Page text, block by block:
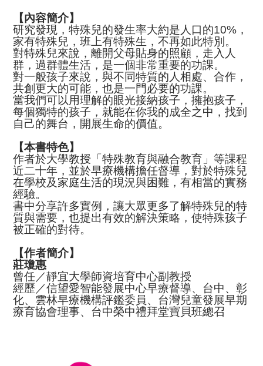
【內容簡介】
研究發現，特殊兒的發生率大約是人口的10% ，
家有特殊兒，班上有特殊生，不再如此特別。
對特殊兒來說，離開父母貼身的照顧，走入人
群，過群體生活，是一個非常重要的功課。
對一般孩子來說，與不同特質的人相處、合作，
共創更大的可能，也是一門必要的功課。
當我們可以用理解的眼光接納孩子，擁抱孩子，
每個獨特的孩子，就能在你我的成全之中，找到
自己的舞台，開展生命的價值。
【本書特色】
作者於大學教授「特殊教育與融合教育」等課程
近二十年，並於早療機構擔任督導，對於特殊兒
在學校及家庭生活的現況與困難，有相當的實務
經驗。
書中分享許多實例，讓大眾更多了解特殊兒的特
質與需要，也提出有效的解決策略，使特殊孩子
被正確的對待。
【作者簡介】
莊瓊惠
曾任／靜宜大學師資培育中心副教授
經歷／信望愛智能發展中心早療督導、台中、彰
化、雲林早療機構評鑑委員、台灣兒童發展早期
療育協會理事、台中榮中禮拜堂寶貝班總召